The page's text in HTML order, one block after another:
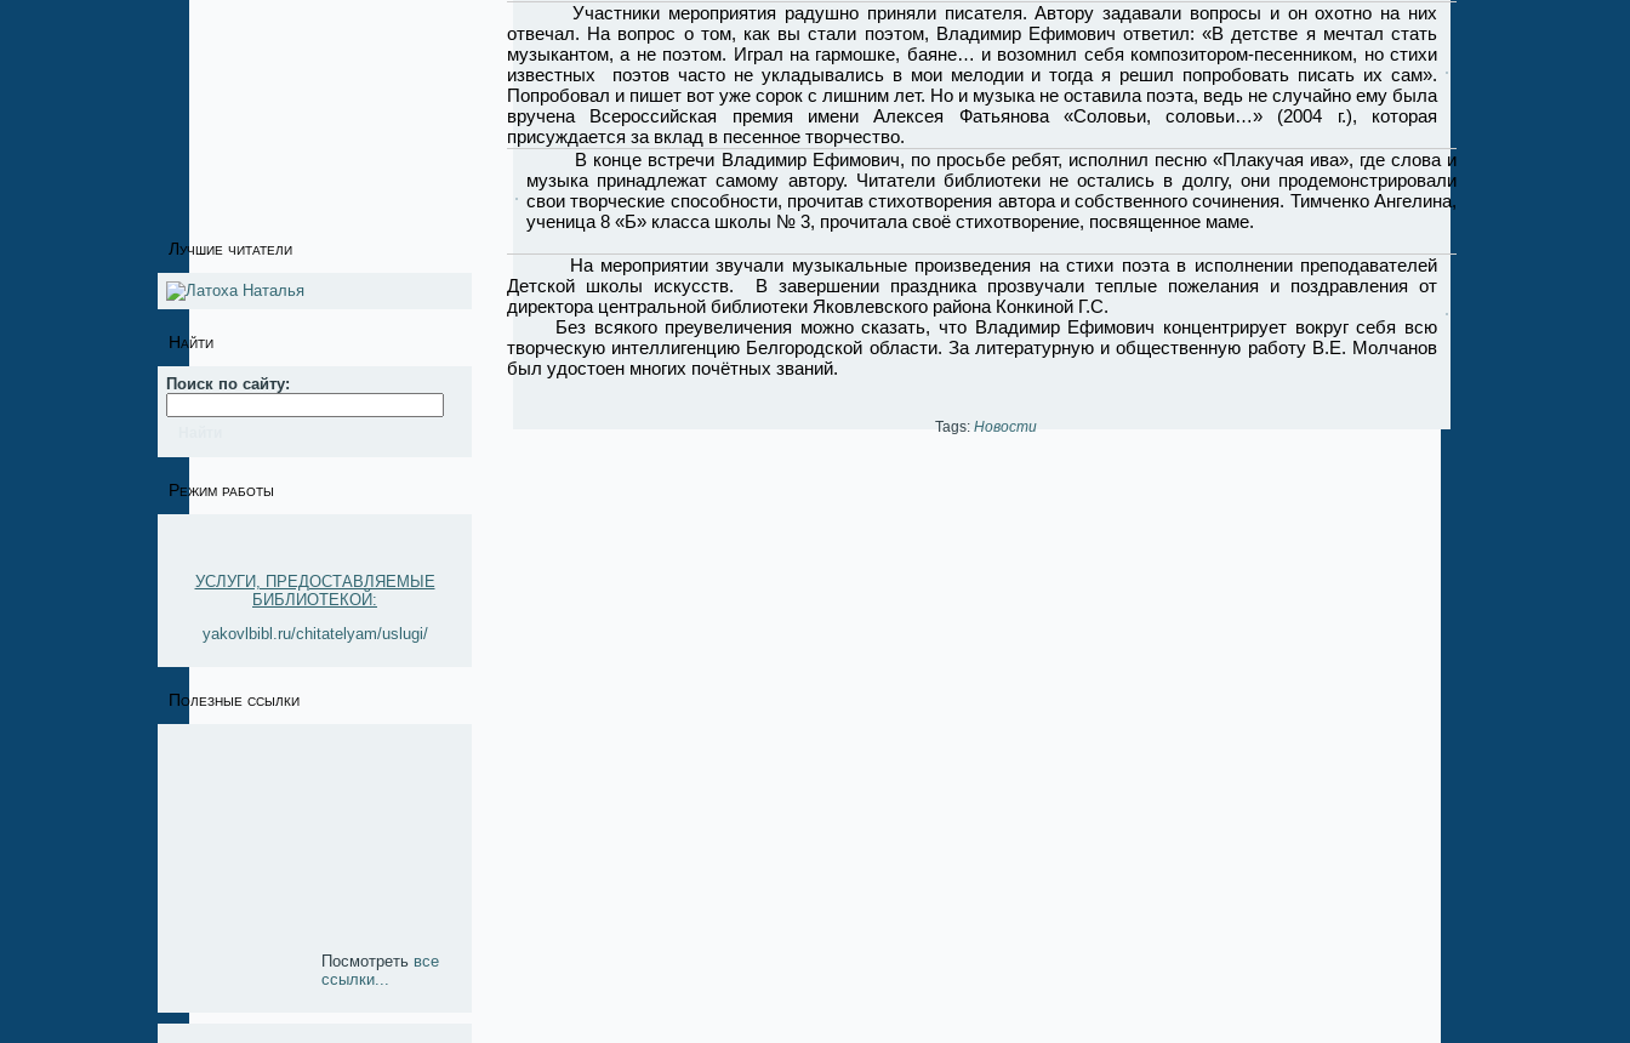
Лучшие читатели
Найти
Поиск по сайту:
Режим работы
УСЛУГИ, ПРЕДОСТАВЛЯЕМЫЕ
БИБЛИОТЕКОЙ:
yakovlbibl.ru/chitatelyam/uslugi/
Полезные ссылки
Посмотреть все
ссылки...
Участники мероприятия радушно приняли писателя. Автору задавали вопросы и он охотно на них
отвечал. На вопрос о том, как вы стали поэтом, Владимир Ефимович ответил: «В детстве я мечтал стать
музыкантом, а не поэтом. Играл на гармошке, баяне… и возомнил себя композитором-песенником, но стихи
известных поэтов часто не укладывались в мои мелодии и тогда я решил попробовать писать их сам».
Попробовал и пишет вот уже сорок с лишним лет. Но и музыка не оставила поэта, ведь не случайно ему была
вручена Всероссийская премия имени Алексея Фатьянова «Соловьи, соловьи…» (2004 г.), которая
присуждается за вклад в песенное творчество.
В конце встречи Владимир Ефимович, по просьбе ребят, исполнил песню «Плакучая ива», где слова и
музыка принадлежат самому автору. Читатели библиотеки не остались в долгу, они продемонстрировали
свои творческие способности, прочитав стихотворения автора и собственного сочинения. Тимченко Ангелина,
ученица 8 «Б» класса школы № 3, прочитала своё стихотворение, посвященное маме.
На мероприятии звучали музыкальные произведения на стихи поэта в исполнении преподавателей
Детской школы искусств. В завершении праздника прозвучали теплые пожелания и поздравления от
директора центральной библиотеки Яковлевского района Конкиной Г.С.
Без всякого преувеличения можно сказать, что Владимир Ефимович концентрирует вокруг себя всю
творческую интеллигенцию Белгородской области. За литературную и общественную работу В.Е. Молчанов
был удостоен многих почётных званий.
Tags: Новости